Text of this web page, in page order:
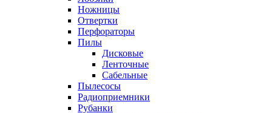
Ножницы
Отвертки
Перфораторы
Пилы
Дисковые
Ленточные
Сабельные
Пылесосы
Радиоприемники
Рубанки